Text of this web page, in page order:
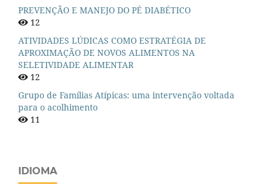
PREVENÇÃO E MANEJO DO PÉ DIABÉTICO
12
ATIVIDADES LÚDICAS COMO ESTRATÉGIA DE
APROXIMAÇÃO DE NOVOS ALIMENTOS NA
SELETIVIDADE ALIMENTAR
12
Grupo de Famílias Atípicas: uma intervenção voltada
para o acolhimento
11
IDIOMA